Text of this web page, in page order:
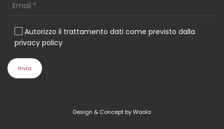
Autorizzo il trattamento dati come previsto dalla
privacy policy
Design & Concept by Woola